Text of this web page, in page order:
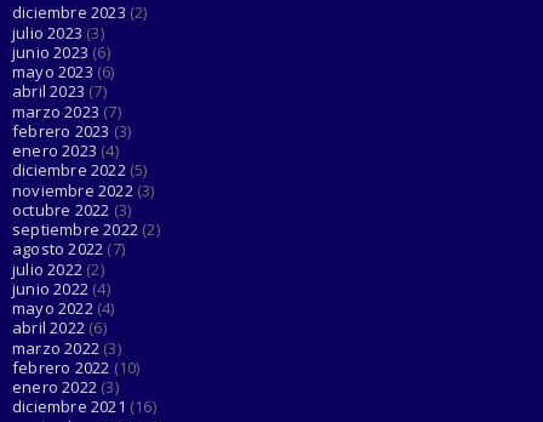
diciembre 2023 (2)
julio 2023 (3)
junio 2023 (6)
mayo 2023 (6)
abril 2023 (7)
marzo 2023 (7)
febrero 2023 (3)
enero 2023 (4)
diciembre 2022(5)
noviembre 2022(3)
octubre 2022 (3)
septiembre 2022 (2)
agosto 2022 (7)
julio 2022 (2)
junio 2022 (4)
mayo 2022(4)
abril 2022 (6)
marzo 2022 (3)
febrero 2022 (10)
enero 2022 (3)
diciembre 2021 (16)